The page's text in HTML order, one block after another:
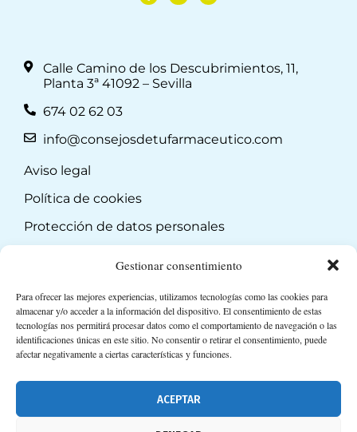
Gestionar consentimiento
Para ofrecer las mejores experiencias, utilizamos tecnologías como las cookies para
almacenar y/o acceder a la información del dispositivo. El consentimiento de estas
tecnologías nos permitirá procesar datos como el comportamiento de navegación o las
identificaciones únicas en este sitio. No consentir o retirar el consentimiento, puede
afectar negativamente a ciertas características y funciones.
ACEPTAR
Calle Camino de los Descubrimientos, 11,
Planta 3ª 41092 – Sevilla
674 02 62 03
info@consejosdetufarmaceutico.com
Aviso legal
Política de cookies
Protección de datos personales